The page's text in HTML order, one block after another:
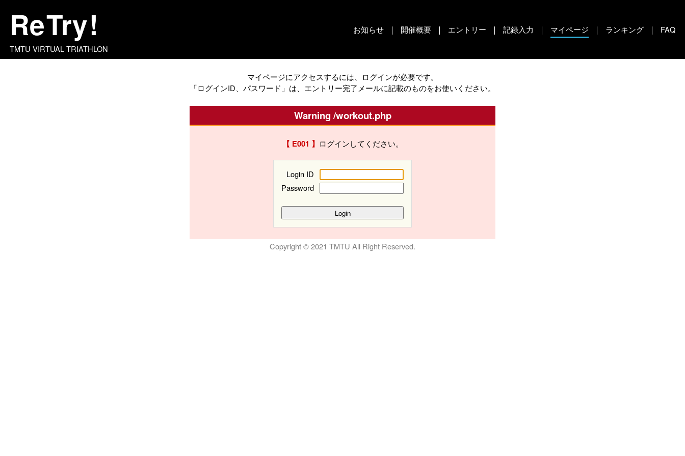
ReTry!
TMTU VIRTUAL TRIATHLON
お知らせ 開催概要 エントリー 記録入力 マイページ ランキング FAQ
マイページにアクセスするには、ログインが必要です。
「ログインID、パスワード」は、エントリー完了メールに記載のものをお使いください。
Warning /workout.php
【 E001 】 ログインしてください。
Login ID
Password
Login
Copyright © 2021 TMTU All Right Reserved.